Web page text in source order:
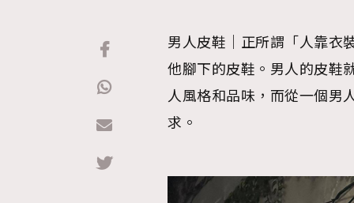
Wellness
Paris
男人皮鞋｜正所謂「人靠衣
他腳下的皮鞋。男人的皮鞋
人風格和品味，而從一個男
求。